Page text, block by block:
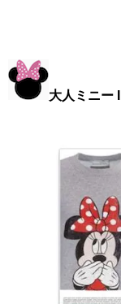
大人ミニー III